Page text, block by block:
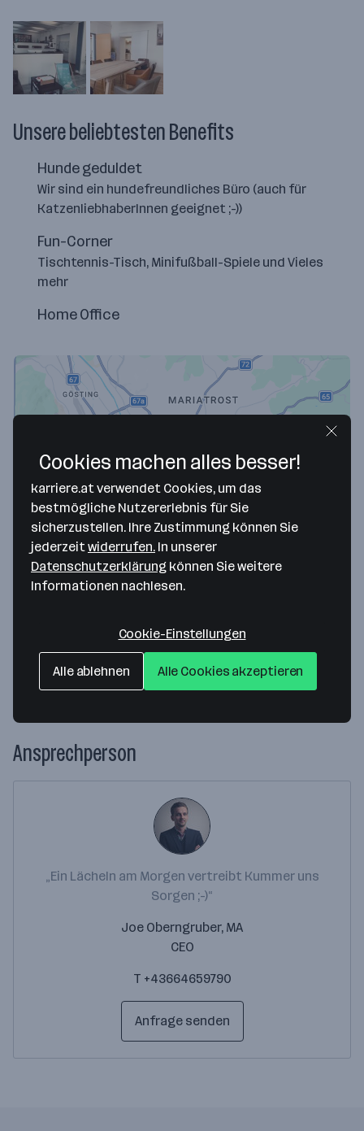
Unsere beliebtesten Benefits
Hunde geduldet
Wir sind ein hundefreundliches Büro (auch für
KatzenliebhaberInnen geeignet ;-))
Fun-Corner
Tischtennis-Tisch, Minifußball-Spiele und Vieles
mehr
Home Office
Map data ©2026 Google
idlab media GmbH
Brockmanngasse 6
Webseite
Weitere Standorte anzeigen
Ansprechperson
„Ein Lächeln am Morgen vertreibt Kummer uns
Sorgen ;-)“
Joe Oberngruber, MA
CEO
T +43664659790
Anfrage senden
Cookies machen alles besser!
karriere.at verwendet Cookies, um das
bestmögliche Nutzererlebnis für Sie
sicherzustellen. Ihre Zustimmung können Sie
jederzeitwiderrufen. In unserer
Datenschutzerklärung können Sie weitere
Informationen nachlesen.
Cookie-Einstellungen
Alle ablehnen Alle Cookies akzeptieren